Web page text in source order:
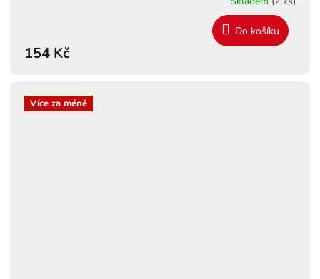
154 Kč
Do košíku
Více za méně